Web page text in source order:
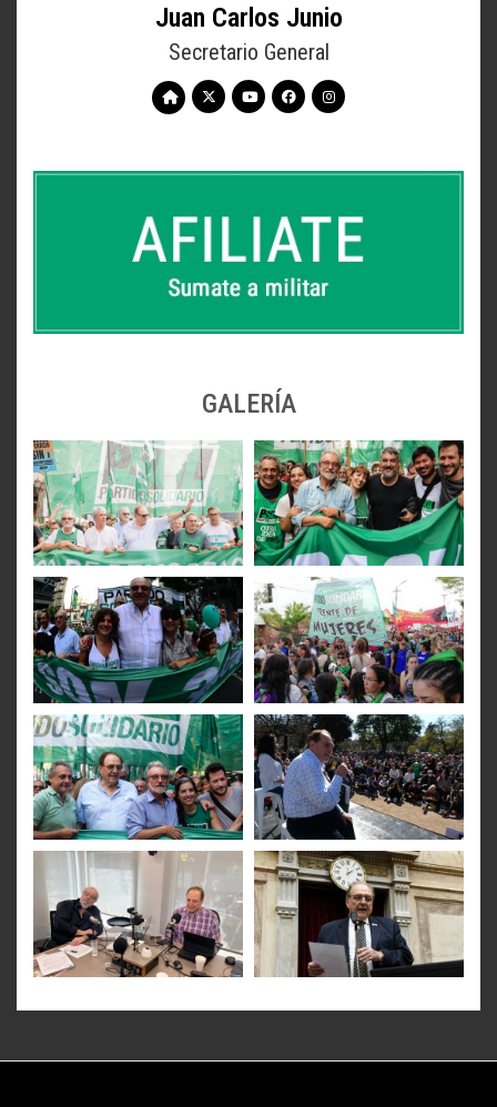
Juan Carlos Junio
Secretario General
GALERÍA